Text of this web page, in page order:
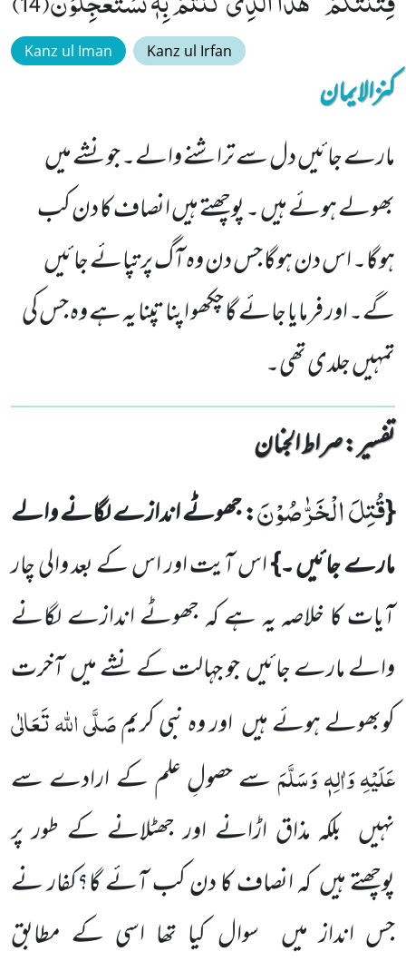
Kanz ul Iman Kanz ul Irfan
کنزالایمان
مارے جائیں دل سے تراشنے والے۔ جونشے میں
بھولے ہوئے ہیں ۔ پوچھتے ہیں انصاف کا دن کب
ہوگا۔ اس دن ہوگا جس دن وہ آگ پر تپائے جائیں
گے۔ اور فرمایا جائے گا چکھو اپنا تپنا یہ ہے وہ جس کی
تمہیں جلدی تھی۔
تفسیر : ‎صراط الجنان
{قُتِلَ الْخَرّٰصُوْنَ: جھوٹے اندازے لگانے والے
مارے جائیں ۔}اس آیت اور اس کے بعد والی چار
آیات کا خلاصہ یہ ہے کہ جھوٹے اندازے لگانے
والے مارے جائیں جو جہالت کے نشے میں آخرت
کوبھولے ہوئے ہیں اور وہ نبی کریمصَلَّی اللہ تَعَالٰی
عَلَیْہِوَاٰلِہٖ وَسَلَّمَسے حصولِ علم کے ارادے سے
نہیں بلکہ مذاق اڑانے اور جھٹلانے کے طور پر
پوچھتے ہیں کہ انصاف کا دن کب آئے گا؟کفار نے
جس انداز میں سوال کیا تھا اسی کے مطابق